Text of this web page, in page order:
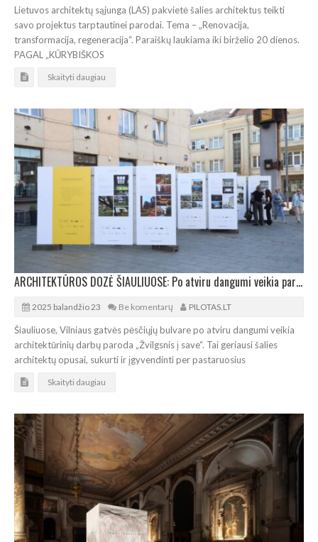
Lietuvos architektų sąjunga (LAS) pakvietė šalies architektus teikti
savo projektus tarptautinei parodai. Tema – „Renovacija,
transformacija, regeneracija“. Paraiškų laukiama iki birželio 20 dienos.
PAGAL „KŪRYBIŠKOS
Skaityti daugiau
ARCHITEKTŪROS DOZĖ ŠIAULIUOSE: Po atviru dangumi veikia paroda „Žvilgsnis į save“
2025 balandžio 23 Be komentarų PILOTAS.LT
Šiauliuose, Vilniaus gatvės pėsčiųjų bulvare po atviru dangumi veikia
architektūrinių darbų paroda „Žvilgsnis į save“. Tai geriausi šalies
architektų opusai, sukurti ir įgyvendinti per pastaruosius
Skaityti daugiau